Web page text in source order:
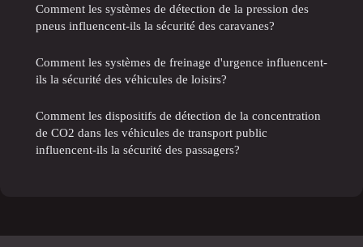
Comment les systèmes de détection de la pression des
pneus influencent-ils la sécurité des caravanes?
Comment les systèmes de freinage d'urgence influencent-
ils la sécurité des véhicules de loisirs?
Comment les dispositifs de détection de la concentration
de CO2 dans les véhicules de transport public
influencent-ils la sécurité des passagers?